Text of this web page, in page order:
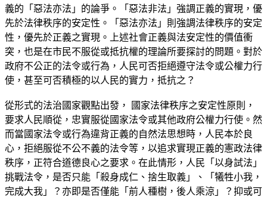
義的「惡法亦法」的論爭。「惡法非法」強調正義的實現，優
先於法律秩序的安定性。「惡法亦法」則強調法律秩序的安定
性，優先於正義之實現。上述社會正義與法安定性的價值衝
突，也是在市民不服從或抵抗權的理論所要探討的問題。對於
政府不公正的法令或行為，人民可否拒絕遵守法令或公權力行
使，甚至可否積極的以人民的實力，抵抗之？
從形式的法治國家觀點出發， 國家法律秩序之安定性原則，
要求人民順從，忠實服從國家法令或其他政府公權力行使。然
而當國家法令或行為違背正義的自然法思想時，人民本於良
心，拒絕服從不公不義的法令等，以追求實現正義的憲政法律
秩序，正符合道德良心之要求。在此情形，人民「以身試法」
挑戰法令，是否只能「殺身成仁、捨生取義」、「犧牲小我，
完成大我」？亦即是否僅能「前人種樹，後人乘涼」？抑或可